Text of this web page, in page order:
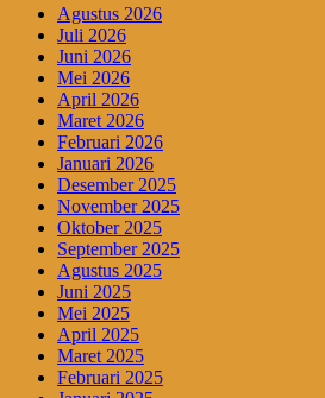
Agustus 2026
Juli 2026
Juni 2026
Mei 2026
April 2026
Maret 2026
Februari 2026
Januari 2026
Desember 2025
November 2025
Oktober 2025
September 2025
Agustus 2025
Juni 2025
Mei 2025
April 2025
Maret 2025
Februari 2025